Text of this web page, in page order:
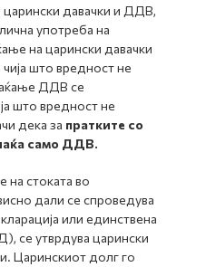
давачки и ДДВ,
употреба на
на царински давачки
што вредност не
ДДВ се
што вредност не
дека за пратките со
само ДДВ.
на стоката во
дали се спроведува
или единствена
се утврдува царински
Царинскиот долг го